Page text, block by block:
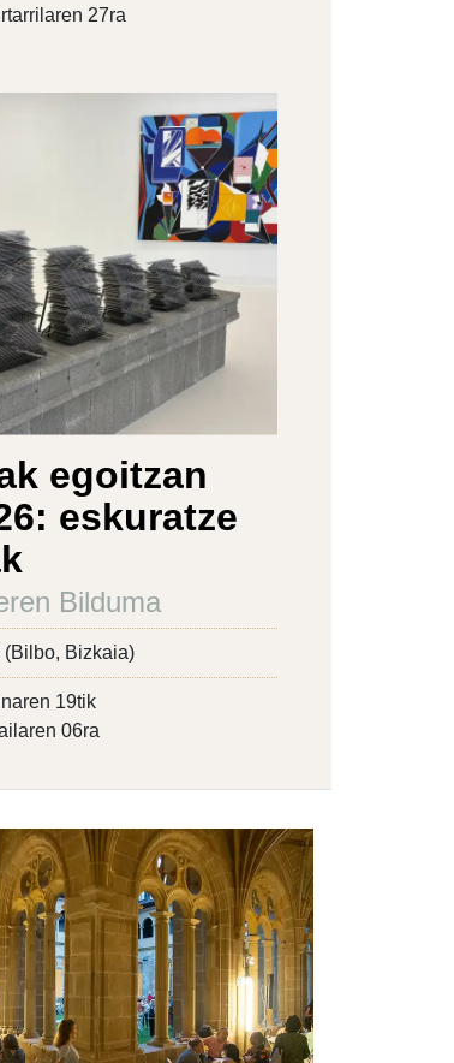
27ra
egoitzan
eskuratze
Bilduma
(Bilbo, Bizkaia)
19tik
06ra